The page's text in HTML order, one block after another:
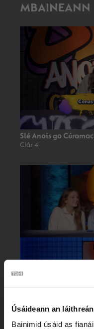
Úsáideann an
Bainimid úsáid as
MBAINEANN
Slé Anois go
Clár 4
Slé Anois go Cúramach